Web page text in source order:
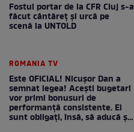
Fostul portar de la CFR Cluj s-a
făcut cântăreţ şi urcă pe
scenă la UNTOLD
ROMANIA TV
Este OFICIAL! Nicușor Dan a
semnat legea! Acești bugetari
vor primi bonusuri de
performanță consistente. Ei
sunt obligați, însă, să aducă și